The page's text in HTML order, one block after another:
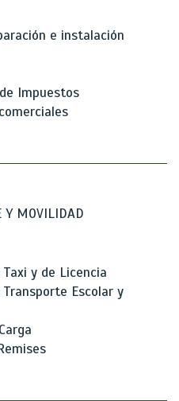
e instalación
Impuestos
Y MOVILIDAD
y de Licencia
Escolar y